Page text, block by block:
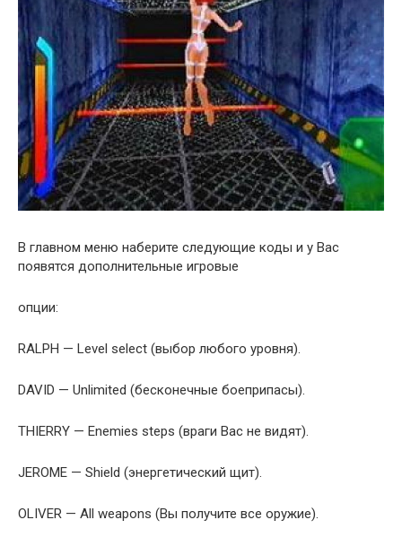
В главном меню наберите следующие коды и у Вас
появятся дополнительные игровые
опции:
RALPH — Level select (выбор любого уровня).
DAVID — Unlimited (бесконечные боеприпасы).
THIERRY — Enemies steps (враги Вас не видят).
JEROME — Shield (энергетический щит).
OLIVER — All weapons (Вы получите все оружие).